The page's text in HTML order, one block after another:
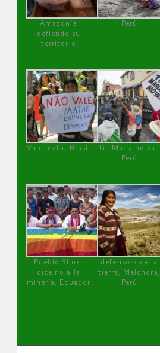
Amazonía
defiende su
territorio
Perú
Vale mata, Brasil
Tía María no va !
Perú
Pueblo Shuar
dice no a la
minería, Ecuador
defensora de la
tierra, Melchora,
Perú